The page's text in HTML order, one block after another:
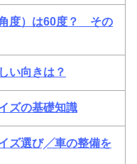
度）は60度？ その
い向きは？
ズの基礎知識
ズ選び╱車の整備を